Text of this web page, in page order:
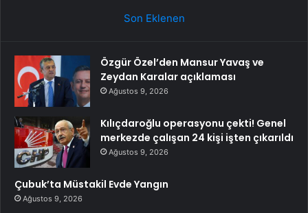
Son Eklenen
Özgür Özel’den Mansur Yavaş ve
Zeydan Karalar açıklaması
Ağustos 9, 2026
Kılıçdaroğlu operasyonu çekti! Genel
merkezde çalışan 24 kişi işten çıkarıldı
Ağustos 9, 2026
Çubuk’ta Müstakil Evde Yangın
Ağustos 9, 2026